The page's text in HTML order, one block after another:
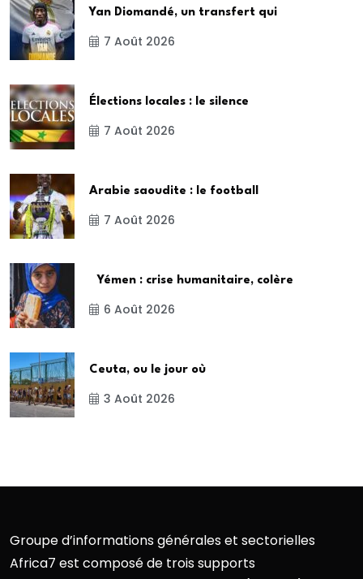
Yan Diomandé, un transfert qui
7 Août 2026
Élections locales : le silence
7 Août 2026
Arabie saoudite : le football
7 Août 2026
Yémen : crise humanitaire, colère
6 Août 2026
Ceuta, ou le jour où
3 Août 2026
Groupe d’informations générales et sectorielles
Africa7 est composé de trois supports